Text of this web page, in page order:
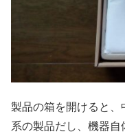
製品の箱を開けると
系の製品だし、機器